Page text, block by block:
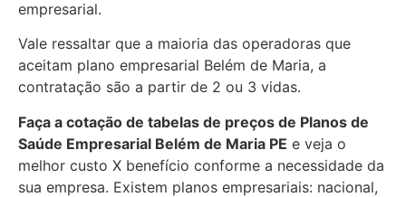
empresarial.
Vale ressaltar que a maioria das operadoras que
aceitam plano empresarial Belém de Maria, a
contratação são a partir de 2 ou 3 vidas.
Faça a cotação de tabelas de preços de Planos de
Saúde Empresarial Belém de Maria PE e veja o
melhor custo X benefício conforme a necessidade da
sua empresa. Existem planos empresariais: nacional,